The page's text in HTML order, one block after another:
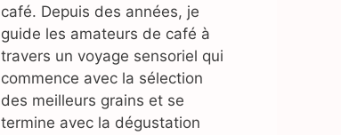
café. Depuis des années, je
guide les amateurs de café à
travers un voyage sensoriel qui
commence avec la sélection
des meilleurs grains et se
termine avec la dégustation